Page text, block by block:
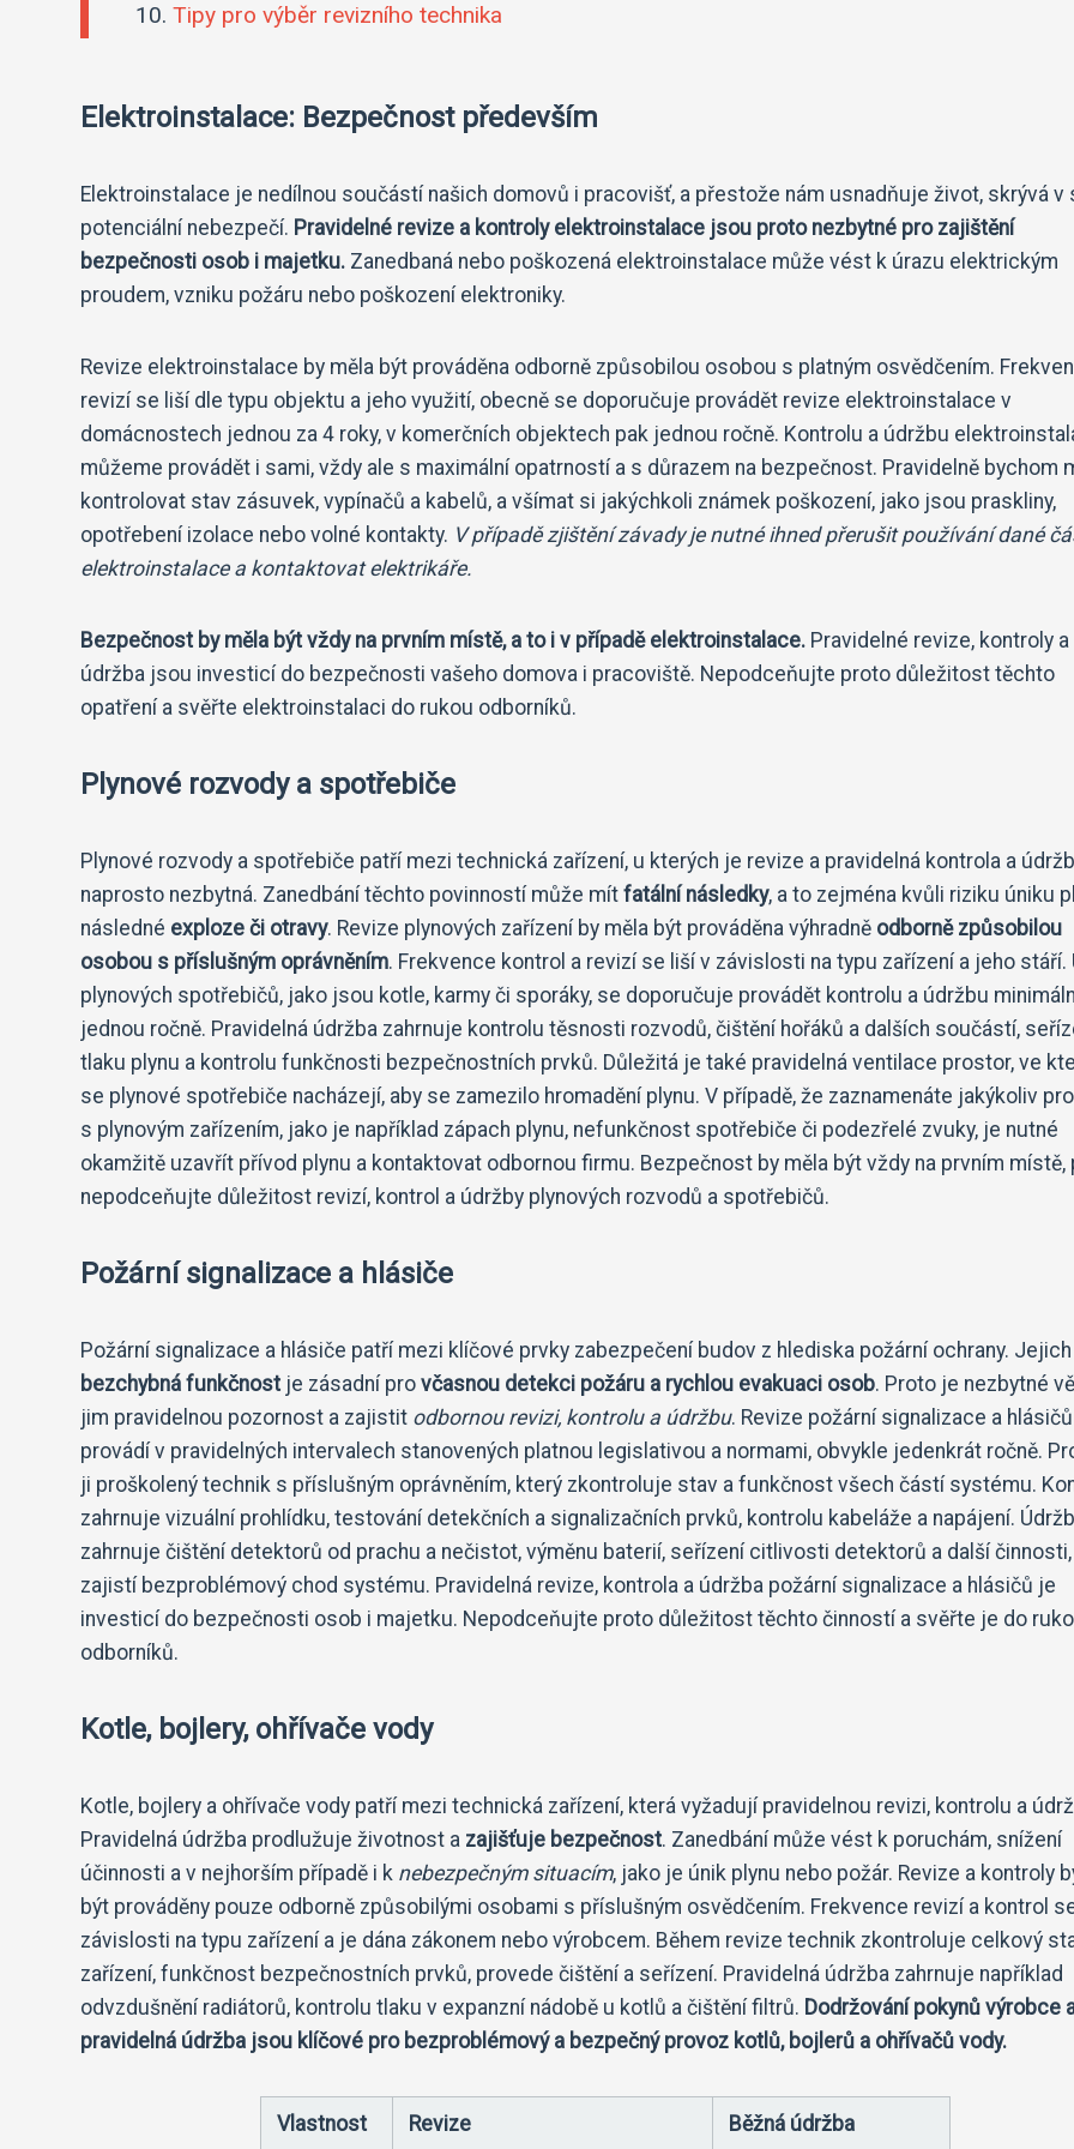
Tipy pro výběr revizního technika
Elektroinstalace: Bezpečnost především
Elektroinstalace je nedílnou součástí našich domovů i pracovišť, a přestože nám usnadňuje život, skrývá v
potenciální nebezpečí. Pravidelné revize a kontroly elektroinstalace jsou proto nezbytné pro zajištění
bezpečnosti osob i majetku. Zanedbaná nebo poškozená elektroinstalace může vést k úrazu elektrickým
proudem, vzniku požáru nebo poškození elektroniky.
Revize elektroinstalace by měla být prováděna odborně způsobilou osobou s platným osvědčením.
revizí se liší dle typu objektu a jeho využití, obecně se doporučuje provádět revize elektroinstalace v
domácnostech jednou za 4 roky, v komerčních objektech pak jednou ročně. Kontrolu a údržbu
můžeme provádět i sami, vždy ale s maximální opatrností a s důrazem na bezpečnost. Pravidelně bychom
kontrolovat stav zásuvek, vypínačů a kabelů, a všímat si jakýchkoli známek poškození, jako jsou praskliny,
opotřebení izolace nebo volné kontakty. V případě zjištění závady je nutné ihned přerušit používání dané
elektroinstalace a kontaktovat elektrikáře.
Bezpečnost by měla být vždy na prvním místě, a to i v případě elektroinstalace. Pravidelné revize, kontroly a
údržba jsou investicí do bezpečnosti vašeho domova i pracoviště. Nepodceňujte proto důležitost těchto
opatření a svěřte elektroinstalaci do rukou odborníků.
Plynové rozvody a spotřebiče
Plynové rozvody a spotřebiče patří mezi technická zařízení, u kterých je revize a pravidelná kontrola a
naprosto nezbytná. Zanedbání těchto povinností může mít fatální následky, a to zejména kvůli riziku úniku
následné exploze či otravy. Revize plynových zařízení by měla být prováděna výhradně odborně způsobilou
osobou s příslušným oprávněním. Frekvence kontrol a revizí se liší v závislosti na typu zařízení a jeho stáří.
plynových spotřebičů, jako jsou kotle, karmy či sporáky, se doporučuje provádět kontrolu a údržbu
jednou ročně. Pravidelná údržba zahrnuje kontrolu těsnosti rozvodů, čištění hořáků a dalších součástí,
tlaku plynu a kontrolu funkčnosti bezpečnostních prvků. Důležitá je také pravidelná ventilace prostor, ve
se plynové spotřebiče nacházejí, aby se zamezilo hromadění plynu. V případě, že zaznamenáte jakýkoliv
s plynovým zařízením, jako je například zápach plynu, nefunkčnost spotřebiče či podezřelé zvuky, je nutné
okamžitě uzavřít přívod plynu a kontaktovat odbornou firmu. Bezpečnost by měla být vždy na prvním místě,
nepodceňujte důležitost revizí, kontrol a údržby plynových rozvodů a spotřebičů.
Požární signalizace a hlásiče
Požární signalizace a hlásiče patří mezi klíčové prvky zabezpečení budov z hlediska požární ochrany. Jejich
bezchybná funkčnost je zásadní pro včasnou detekci požáru a rychlou evakuaci osob. Proto je nezbytné
jim pravidelnou pozornost a zajistit odbornou revizi, kontrolu a údržbu. Revize požární signalizace a
provádí v pravidelných intervalech stanovených platnou legislativou a normami, obvykle jedenkrát ročně.
ji proškolený technik s příslušným oprávněním, který zkontroluje stav a funkčnost všech částí systému.
zahrnuje vizuální prohlídku, testování detekčních a signalizačních prvků, kontrolu kabeláže a napájení.
zahrnuje čištění detektorů od prachu a nečistot, výměnu baterií, seřízení citlivosti detektorů a další
zajistí bezproblémový chod systému. Pravidelná revize, kontrola a údržba požární signalizace a hlásičů je
investicí do bezpečnosti osob i majetku. Nepodceňujte proto důležitost těchto činností a svěřte je do
odborníků.
Kotle, bojlery, ohřívače vody
Kotle, bojlery a ohřívače vody patří mezi technická zařízení, která vyžadují pravidelnou revizi, kontrolu a
Pravidelná údržba prodlužuje životnost a zajišťuje bezpečnost. Zanedbání může vést k poruchám, snížení
účinnosti a v nejhorším případě i k nebezpečným situacím, jako je únik plynu nebo požár. Revize a kontroly
být prováděny pouze odborně způsobilými osobami s příslušným osvědčením. Frekvence revizí a kontrol
závislosti na typu zařízení a je dána zákonem nebo výrobcem. Během revize technik zkontroluje celkový
zařízení, funkčnost bezpečnostních prvků, provede čištění a seřízení. Pravidelná údržba zahrnuje například
odvzdušnění radiátorů, kontrolu tlaku v expanzní nádobě u kotlů a čištění filtrů. Dodržování pokynů výrobce
pravidelná údržba jsou klíčové pro bezproblémový a bezpečný provoz kotlů, bojlerů a ohřívačů vody.
Vlastnost Revize Běžná údržba